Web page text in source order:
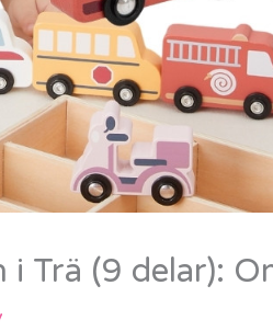
Trä (9 delar):